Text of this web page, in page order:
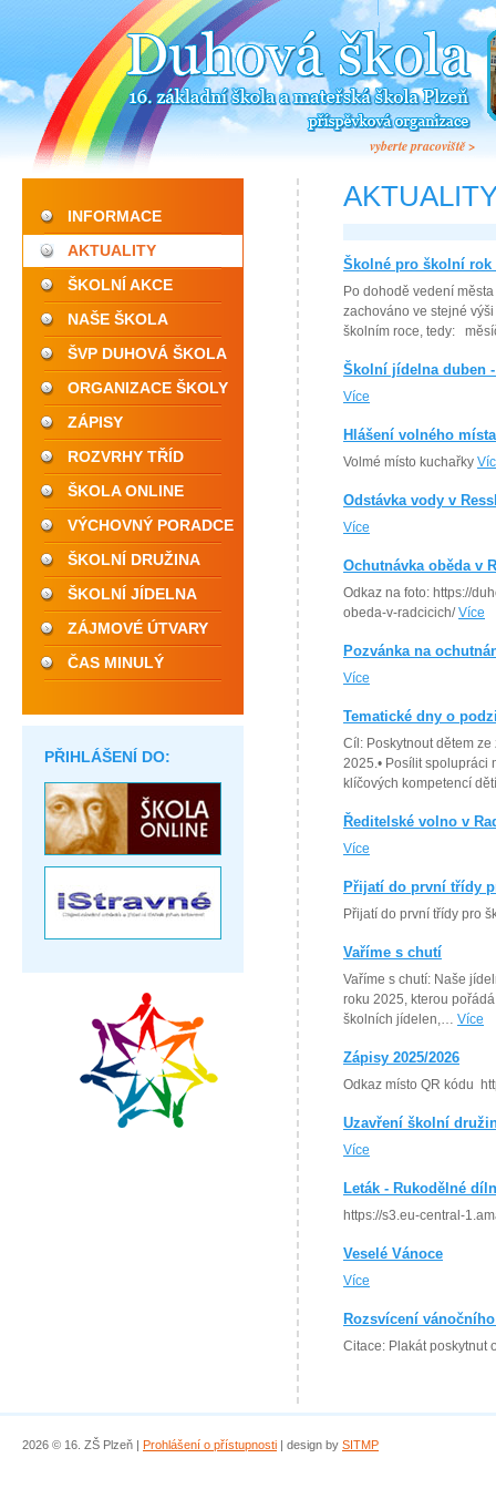
vyberte pracoviště >
INFORMACE
AKTUALITY
ŠKOLNÍ AKCE
NAŠE ŠKOLA
ŠVP DUHOVÁ ŠKOLA
ORGANIZACE ŠKOLY
ZÁPISY
ROZVRHY TŘÍD
ŠKOLA ONLINE
VÝCHOVNÝ PORADCE
ŠKOLNÍ DRUŽINA
ŠKOLNÍ JÍDELNA
ZÁJMOVÉ ÚTVARY
ČAS MINULÝ
PŘIHLÁŠENÍ DO:
Školné pro školní rok
Po dohodě vedení
zachováno ve stejné
školním roce, tedy:
Školní jídelna duben
Více
Hlášení volného
Volmé místo kuchařky
Odstávka vody v
Více
Ochutnávka oběda v
Odkaz na foto: https://
obeda-v-radcicich/Více
Pozvánka na
Více
Tematické dny o
Cíl: Poskytnout dětem
2025.• Posílit spolupráci
klíčových kompetencí
Ředitelské volno v
Více
Přijatí do první třídy
Přijatí do první třídy pro
Vaříme s chutí
Vaříme s chutí: Naše
roku 2025, kterou
školních jídelen,… Více
Zápisy 2025/2026
Odkaz místo QR kódu
Uzavření školní
Více
Leták - Rukodělné
https://s3.eu-central-
Veselé Vánoce
Více
Rozsvícení
Citace: Plakát poskytnut
2026 © 16. ZŠ Plzeň | Prohlášení o přístupnosti | design by SITMP